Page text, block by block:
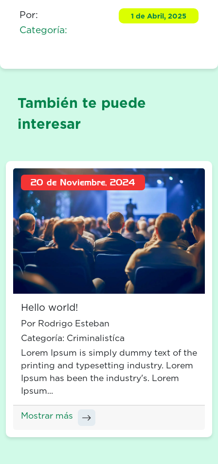
Por: 1 de Abril, 2025
Categoría:
También te puede
interesar
20 de Noviembre, 2024
Hello world!
Por Rodrigo Esteban
Categoría: Criminalistíca
Lorem Ipsum is simply dummy text of the
printing and typesetting industry. Lorem
Ipsum has been the industry's. Lorem
Ipsum...
Mostrar más